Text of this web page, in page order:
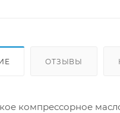
ОТЗЫВЫ
компрессорное